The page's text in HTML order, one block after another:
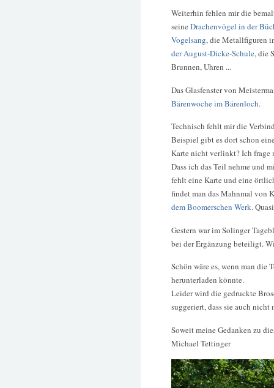
Weiterhin fehlen mir die
seine Drachenvögel in der
Vogelsang, die Metallfiguren
der August-Dicke-Schule, die
Brunnen, Uhren ...
Das Glasfenster von
Bärenwoche im Bärenloch.
Technisch fehlt mir die
Beispiel gibt es dort schon
Karte nicht verlinkt? Ich frage
Dass ich das Teil nehme und
fehlt eine Karte und eine
findet man das Mahnmal von
dem Boomerschen Werk.
Gestern war im Solinger
bei der Ergänzung beteiligt.
Schön wäre es, wenn man die
herunterladen könnte.
Leider wird die gedruckte
suggeriert, dass sie auch nicht
Soweit meine Gedanken zu
Michael Tettinger